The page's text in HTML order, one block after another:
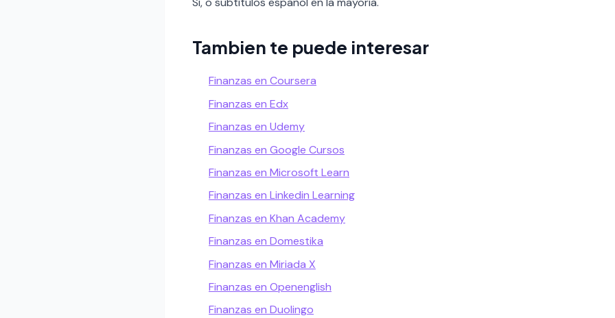
Tambien te puede interesar
Finanzas en Coursera
Finanzas en Edx
Finanzas en Udemy
Finanzas en Google Cursos
Finanzas en Microsoft Learn
Finanzas en Linkedin Learning
Finanzas en Khan Academy
Finanzas en Domestika
Finanzas en Miriada X
Finanzas en Openenglish
Finanzas en Duolingo